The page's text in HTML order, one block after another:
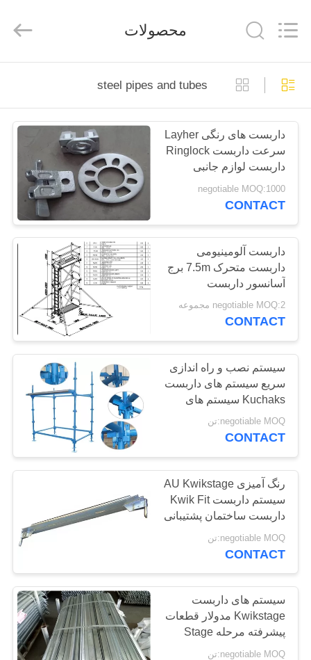
خانه
محصولات
دربارهی
تور
کارخانه
کنترل
کیفیت
تماس
درخواست
نقل
قول
نقشه
سایت
PRIVACY
POLICY
Formwork
System
All
Reserved.
محصولات
steel pipes and tubes
داربست های رنگی Layher
سرعت داربست Ringlock
داربست لوازم جانبی
عملیات ساده
negotiable MOQ:1000
CONTACT
داربست آلومینیومی
داربست متحرک 7.5m برج
آسانسور داربست
negotiable MOQ:2 مجموعه
CONTACT
سیستم نصب و راه اندازی
سریع سیستم های داربست
Kuchaks سیستم های
مدولار داربست
negotiable MOQ:تن
CONTACT
رنگ آمیزی AU Kwikstage
سیستم داربست Kwik Fit
داربست ساختمان پشتیبانی
negotiable MOQ:تن
CONTACT
سیستم های داربست
Kwikstage مدولار قطعات
پیشرفته مرحله Stage
negotiable MOQ:تن